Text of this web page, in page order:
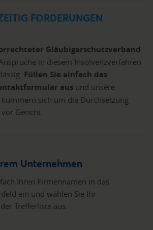
FORDERUNGEN
Gläubigerschutzverband
in diesem Insolvenzverfahren
Füllen Sie einfach das
aus und unsere
sich um die Durchsetzung
Gericht.
Unternehmen
Ihren Firmennamen in das
ein und wählen Sie Ihr
Trefferliste aus.